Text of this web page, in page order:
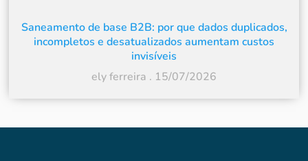
Saneamento de base B2B: por que dados duplicados,
incompletos e desatualizados aumentam custos
invisíveis
ely ferreira
15/07/2026